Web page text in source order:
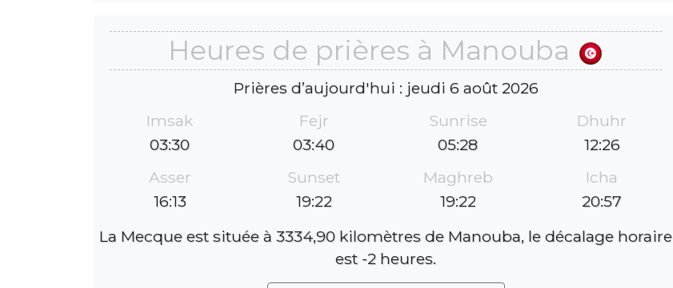
Heures de prières à Manouba
Prières d’aujourd'hui : jeudi 6 août 2026
Imsak
03:30
Fejr
03:40
Sunrise
05:28
Dhuhr
12:26
Asser
16:13
Sunset
19:22
Maghreb
19:22
Icha
20:57
La Mecque est située à 3334,90 kilomètres de Manouba, le décalage horaire
est -2 heures.